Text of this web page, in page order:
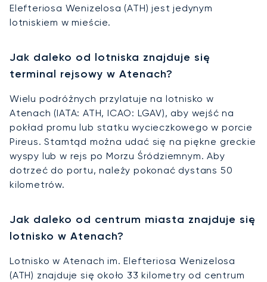
Elefteriosa Wenizelosa (ATH) jest jedynym
lotniskiem w mieście.
Jak daleko od lotniska znajduje się
terminal rejsowy w Atenach?
Wielu podróżnych przylatuje na lotnisko w
Atenach (IATA: ATH, ICAO: LGAV), aby wejść na
pokład promu lub statku wycieczkowego w porcie
Pireus. Stamtąd można udać się na piękne greckie
wyspy lub w rejs po Morzu Śródziemnym. Aby
dotrzeć do portu, należy pokonać dystans 50
kilometrów.
Jak daleko od centrum miasta znajduje się
lotnisko w Atenach?
Lotnisko w Atenach im. Elefteriosa Wenizelosa
(ATH) znajduje się około 33 kilometry od centrum